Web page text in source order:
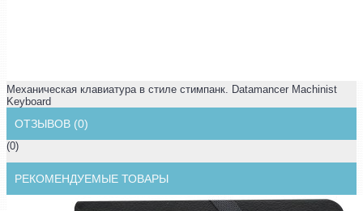
Механическая клавиатура в стиле стимпанк. Datamancer Machinist
Keyboard
ОТЗЫВОВ (0)
(0)
РЕКОМЕНДУЕМЫЕ ТОВАРЫ